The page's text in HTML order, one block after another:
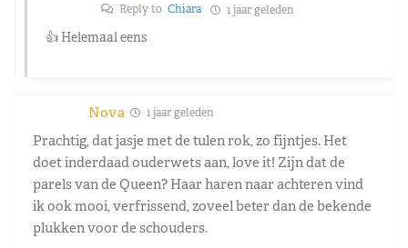
Reply to Chiara 1 jaar geleden
👍 Helemaal eens
Nova 1 jaar geleden
Prachtig, dat jasje met de tulen rok, zo fijntjes. Het
doet inderdaad ouderwets aan, love it! Zijn dat de
parels van de Queen? Haar haren naar achteren vind
ik ook mooi, verfrissend, zoveel beter dan de bekende
plukken voor de schouders.